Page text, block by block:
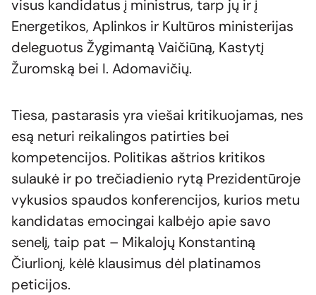
visus kandidatus į ministrus, tarp jų ir į
Energetikos, Aplinkos ir Kultūros ministerijas
deleguotus Žygimantą Vaičiūną, Kastytį
Žuromską bei I. Adomavičių.
Tiesa, pastarasis yra viešai kritikuojamas, nes
esą neturi reikalingos patirties bei
kompetencijos. Politikas aštrios kritikos
sulaukė ir po trečiadienio rytą Prezidentūroje
vykusios spaudos konferencijos, kurios metu
kandidatas emocingai kalbėjo apie savo
senelį, taip pat – Mikalojų Konstantiną
Čiurlionį, kėlė klausimus dėl platinamos
peticijos.